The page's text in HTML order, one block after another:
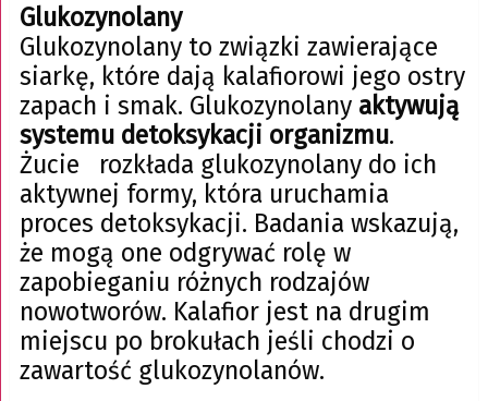
Glukozynolany
Glukozynolany to związki zawierające
siarkę, które dają kalafiorowi jego ostry
zapach i smak. Glukozynolanyaktywują
systemu detoksykacji organizmu.
Żucie rozkłada glukozynolany do ich
aktywnej formy, która uruchamia
proces detoksykacji. Badania wskazują,
że mogą one odgrywać rolę w
zapobieganiu różnych rodzajów
nowotworów. Kalafior jest na drugim
miejscu po brokułach jeśli chodzi o
zawartość glukozynolanów.